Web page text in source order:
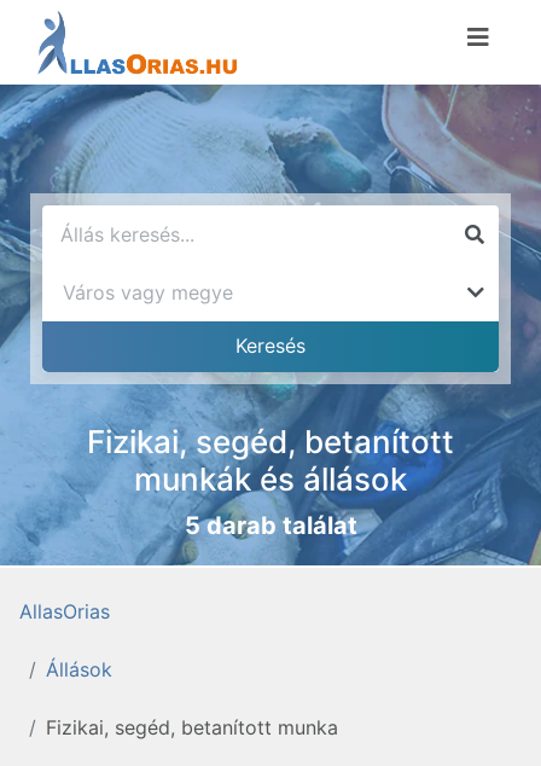
Fizikai, segéd, betanított
munkák és állások
5 darab találat
AllasOrias
Állások
Fizikai, segéd, betanított munka